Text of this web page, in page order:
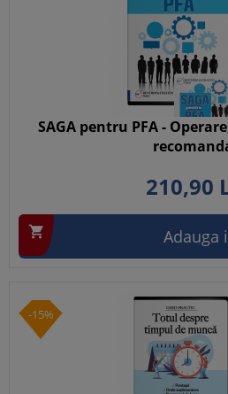
SAGA pentru PFA -
210,90
 Adauga
-15%